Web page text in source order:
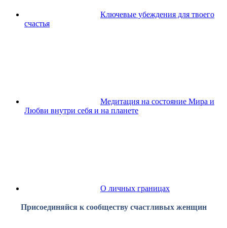
Ключевые убеждения для твоего
счастья
Медитация на состояние Мира и
Любви внутри себя и на планете
О личных границах
Присоединяйся к сообществу счастливых женщин